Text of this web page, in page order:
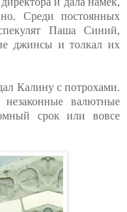
Среди постоянных
Паша Синий,
джинсы и толкал их
Калину с потрохами.
валютные
срок или вовсе